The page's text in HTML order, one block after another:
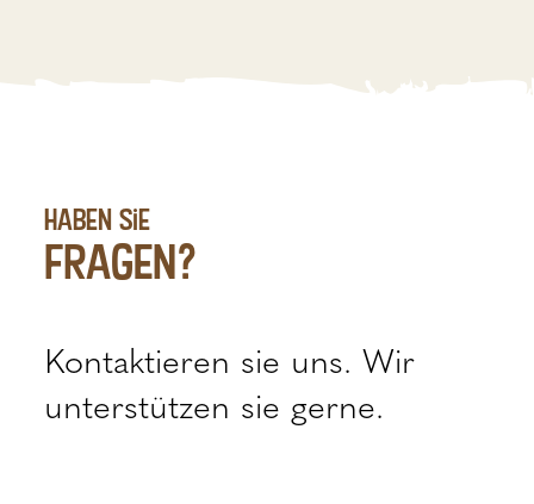
haben sie
fragen?
Kontaktieren sie uns. Wir
unterstützen sie gerne.